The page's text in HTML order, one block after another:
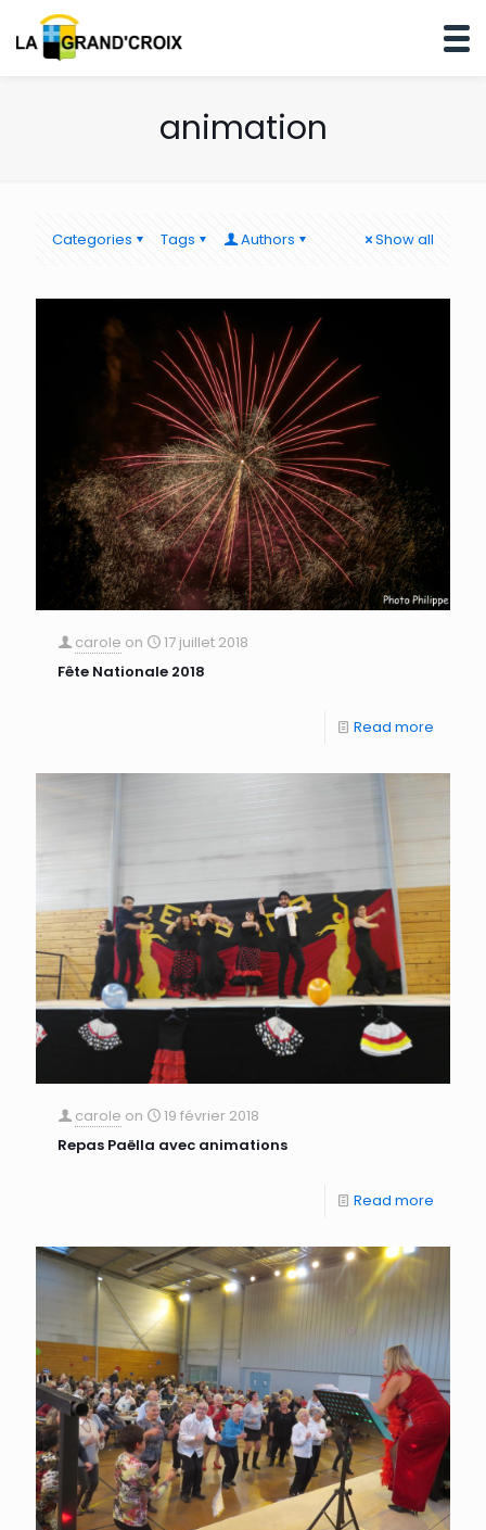
animation
Categories Tags Authors Show all
carole on
17 juillet 2018
Fête Nationale 2018
Read more
carole on
19 février 2018
Repas Paëlla avec animations
Read more